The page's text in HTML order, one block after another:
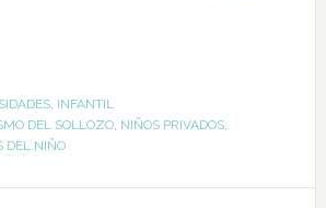
, INFANTIL
DEL SOLLOZO, NIÑOS PRIVADOS,
DEL NIÑO